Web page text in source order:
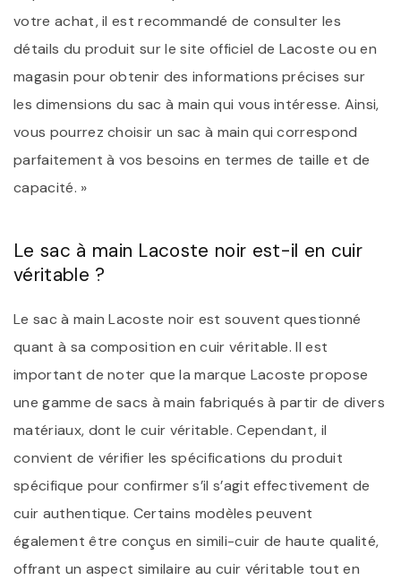
votre achat, il est recommandé de consulter les
détails du produit sur le site officiel de Lacoste ou en
magasin pour obtenir des informations précises sur
les dimensions du sac à main qui vous intéresse. Ainsi,
vous pourrez choisir un sac à main qui correspond
parfaitement à vos besoins en termes de taille et de
capacité. »
Le sac à main Lacoste noir est-il en cuir
véritable ?
Le sac à main Lacoste noir est souvent questionné
quant à sa composition en cuir véritable. Il est
important de noter que la marque Lacoste propose
une gamme de sacs à main fabriqués à partir de divers
matériaux, dont le cuir véritable. Cependant, il
convient de vérifier les spécifications du produit
spécifique pour confirmer s’il s’agit effectivement de
cuir authentique. Certains modèles peuvent
également être conçus en simili-cuir de haute qualité,
offrant un aspect similaire au cuir véritable tout en